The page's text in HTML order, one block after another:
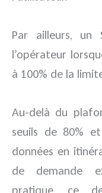
Par ailleurs, un
l’opérateur
à 100% de la
Au-delà du
seuils de 80%
données en
de demande